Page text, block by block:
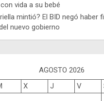
vida a su bebé
mintió? El BID negó haber
nuevo gobierno
AGOSTO 2026
X J V